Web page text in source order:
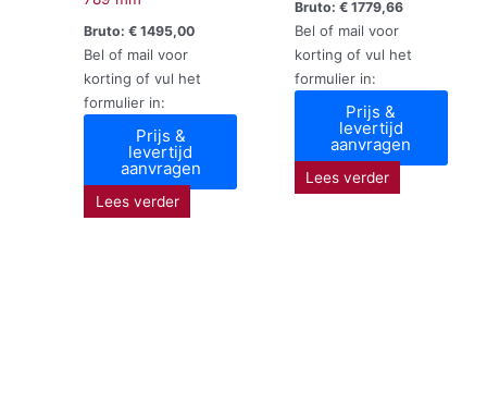
Bruto:€ 1495,00
Bel of mail voor
korting of vul het
formulier in:
Prijs &
levertijd
aanvragen
Lees verder
Bruto: €1779,66
Bel of mail voor
korting of vul het
formulier in:
Prijs &
levertijd
aanvragen
Lees verder